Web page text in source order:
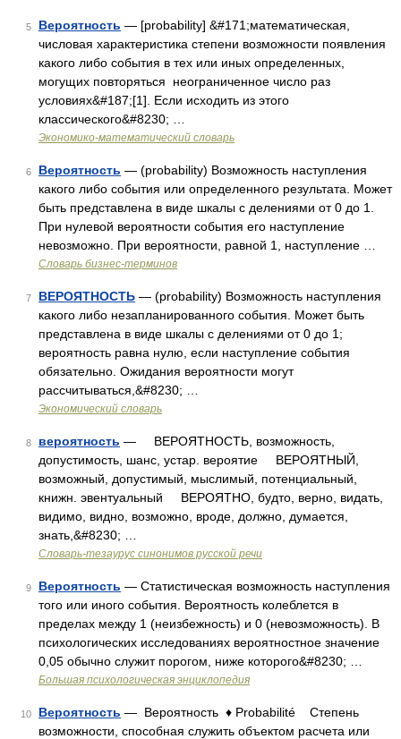
5 Вероятность — [probability] &#171;математическая,
числовая характеристика степени возможности появления
какого либо события в тех или иных определенных,
могущих повторяться неограниченное число раз
условиях&#187;[1]. Если исходить из этого
классического&#8230; …
Экономико-математический словарь
6 Вероятность — (probability) Возможность наступления
какого либо события или определенного результата. Может
быть представлена в виде шкалы с делениями от 0 до 1.
При нулевой вероятности события его наступление
невозможно. При вероятности, равной 1, наступление …
Словарь бизнес-терминов
7 ВЕРОЯТНОСТЬ — (probability) Возможность наступления
какого либо незапланированного события. Может быть
представлена в виде шкалы с делениями от 0 до 1;
вероятность равна нулю, если наступление события
обязательно. Ожидания вероятности могут
рассчитываться,&#8230; …
Экономический словарь
8 вероятность — ВЕРОЯТНОСТЬ, возможность,
допустимость, шанс, устар. вероятие ВЕРОЯТНЫЙ,
возможный, допустимый, мыслимый, потенциальный,
книжн. эвентуальный ВЕРОЯТНО, будто, верно, видать,
видимо, видно, возможно, вроде, должно, думается,
знать,&#8230; …
Словарь-тезаурус синонимов русской речи
9 Вероятность — Статистическая возможность наступления
того или иного события. Вероятность колеблется в
пределах между 1 (неизбежность) и 0 (невозможность). В
психологических исследованиях вероятностное значение
0,05 обычно служит порогом, ниже которого&#8230; …
Большая психологическая энциклопедия
10 Вероятность — Вероятность ♦ Probabilité Степень
возможности, способная служить объектом расчета или